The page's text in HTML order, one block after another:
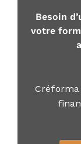
Besoin
votre
Créforma